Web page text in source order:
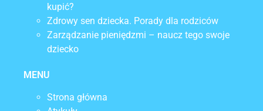
kupić?
Zdrowy sen dziecka. Porady dla rodziców
Zarządzanie pieniędzmi – naucz tego swoje
dziecko
MENU
Strona główna